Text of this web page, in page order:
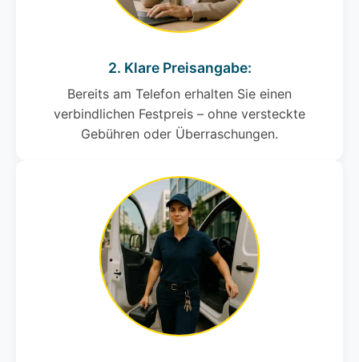
2. Klare Preisangabe:
Bereits am Telefon erhalten Sie einen
verbindlichen Festpreis – ohne versteckte
Gebühren oder Überraschungen.